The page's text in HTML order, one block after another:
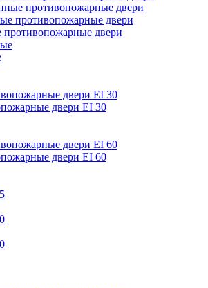
противопожарные двери
двери
двери EI 30
двери EI 60